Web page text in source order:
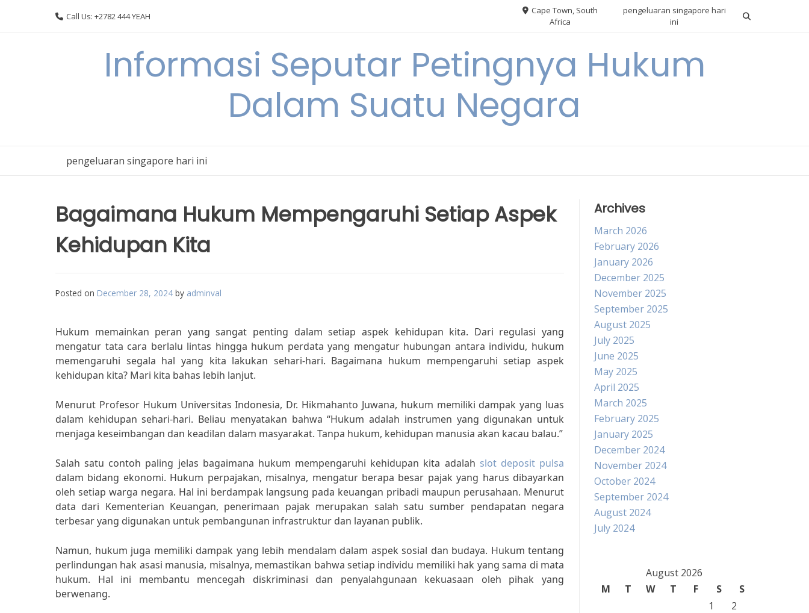
Call Us: +2782 444 YEAH
Cape Town, South
Africa
pengeluaran singapore hari
ini
Informasi Seputar Petingnya Hukum
Dalam Suatu Negara
pengeluaran singapore hari ini
Bagaimana Hukum Mempengaruhi Setiap Aspek
Kehidupan Kita
Posted on December 28, 2024 by adminval
Hukum memainkan peran yang sangat penting dalam setiap aspek kehidupan kita. Dari regulasi yang
mengatur tata cara berlalu lintas hingga hukum perdata yang mengatur hubungan antara individu, hukum
memengaruhi segala hal yang kita lakukan sehari-hari. Bagaimana hukum mempengaruhi setiap aspek
kehidupan kita? Mari kita bahas lebih lanjut.
Menurut Profesor Hukum Universitas Indonesia, Dr. Hikmahanto Juwana, hukum memiliki dampak yang luas
dalam kehidupan sehari-hari. Beliau menyatakan bahwa “Hukum adalah instrumen yang digunakan untuk
menjaga keseimbangan dan keadilan dalam masyarakat. Tanpa hukum, kehidupan manusia akan kacau balau.”
Salah satu contoh paling jelas bagaimana hukum mempengaruhi kehidupan kita adalah slot deposit pulsa
dalam bidang ekonomi. Hukum perpajakan, misalnya, mengatur berapa besar pajak yang harus dibayarkan
oleh setiap warga negara. Hal ini berdampak langsung pada keuangan pribadi maupun perusahaan. Menurut
data dari Kementerian Keuangan, penerimaan pajak merupakan salah satu sumber pendapatan negara
terbesar yang digunakan untuk pembangunan infrastruktur dan layanan publik.
Namun, hukum juga memiliki dampak yang lebih mendalam dalam aspek sosial dan budaya. Hukum tentang
perlindungan hak asasi manusia, misalnya, memastikan bahwa setiap individu memiliki hak yang sama di mata
hukum. Hal ini membantu mencegah diskriminasi dan penyalahgunaan kekuasaan oleh pihak yang
berwenang.
Archives
March 2026
February 2026
January 2026
December 2025
November 2025
September 2025
August 2025
July 2025
June 2025
May 2025
April 2025
March 2025
February 2025
January 2025
December 2024
November 2024
October 2024
September 2024
August 2024
July 2024
August 2026
M
T W T F S
S
1
2